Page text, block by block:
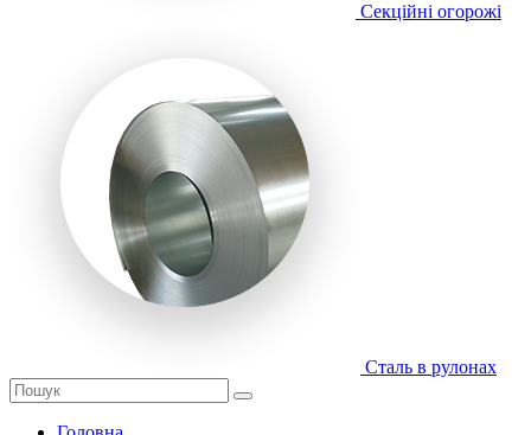
Секційні огорожі
Сталь в рулонах